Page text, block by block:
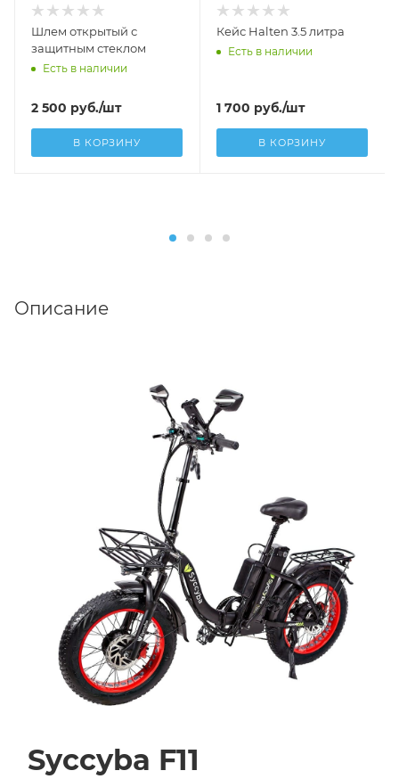
Шлем открытый с
защитным стеклом
Есть в наличии
2 500 руб./шт
В КОРЗИНУ
Кейс Halten 3.5 литра
Есть в наличии
1 700 руб./шт
В КОРЗИНУ
Описание
Syccyba F11